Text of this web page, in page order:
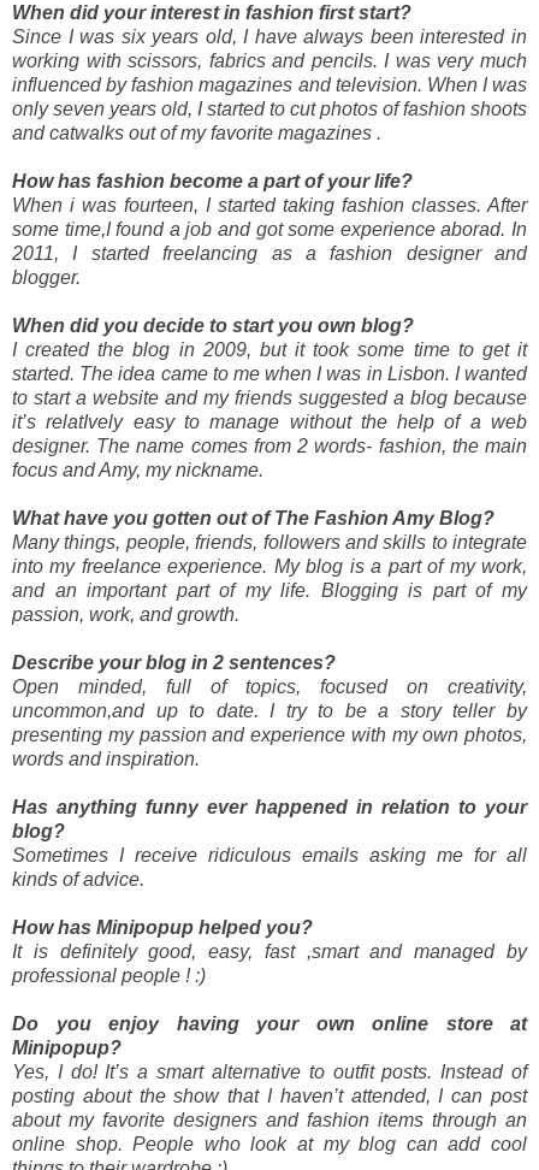
When did your interest in fashion first start?
Since I was six years old, I have always been interested in
working with scissors, fabrics and pencils. I was very much
influenced by fashion magazines and television. When I was
only seven years old, I started to cut photos of fashion shoots
and catwalks out of my favorite magazines .
How has fashion become a part of your life?
When i was fourteen, I started taking fashion classes. After
some time,I found a job and got some experience aborad. In
2011, I started freelancing as a fashion designer and
blogger.
When did you decide to start you own blog?
I created the blog in 2009, but it took some time to get it
started. The idea came to me when I was in Lisbon. I wanted
to start a website and my friends suggested a blog because
it’s relatIvely easy to manage without the help of a web
designer. The name comes from 2 words- fashion, the main
focus and Amy, my nickname.
What have you gotten out of The Fashion Amy Blog?
Many things, people, friends, followers and skills to integrate
into my freelance experience. My blog is a part of my work,
and an important part of my life. Blogging is part of my
passion, work, and growth.
Describe your blog in 2 sentences?
Open minded, full of topics, focused on creativity,
uncommon,and up to date. I try to be a story teller by
presenting my passion and experience with my own photos,
words and inspiration.
Has anything funny ever happened in relation to your
blog?
Sometimes I receive ridiculous emails asking me for all
kinds of advice.
How has Minipopup helped you?
It is definitely good, easy, fast ,smart and managed by
professional people ! :)
Do you enjoy having your own online store at
Minipopup?
Yes, I do! It’s a smart alternative to outfit posts. Instead of
posting about the show that I haven’t attended, I can post
about my favorite designers and fashion items through an
online shop. People who look at my blog can add cool